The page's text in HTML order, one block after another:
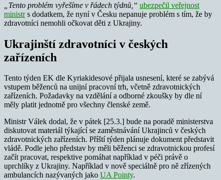
„Tento problém vyřešíme v řádech týdnů,“ ubezpečil veřejnost
ministrs dodatkem, že nyní v Česku nepanuje problém s tím, že by
zdravotníci nemohli očkovat děti z Ukrajiny.
Ukrajinští zdravotníci v českých
zařízeních
Tento týden EK dle Kyriakidesové přijala usnesení, které se zabývá
vstupem běženců na unijní pracovní trh, včetně zdravotnických
zařízeních. Požadavky na vzdělání a odborné zkoušky by dle ní
měly platit jednotně pro všechny členské země.
Ministr Válek dodal, že v pátek [25.3.] bude na poradě ministerstva
diskutovat materiál týkající se zaměstnávání Ukrajinců v českých
zdravotnických zařízeních. Příští týden plánuje dokument představit
vládě. Podle jeho představ by měli běženci se zdravotnickou profesí
začít pracovat, respektive pomáhat například v péči právě o
uprchlíky z Ukrajiny. Například v nově speciálně pro ně zřízených
ambulancích nazývaných jako UA Pointy.